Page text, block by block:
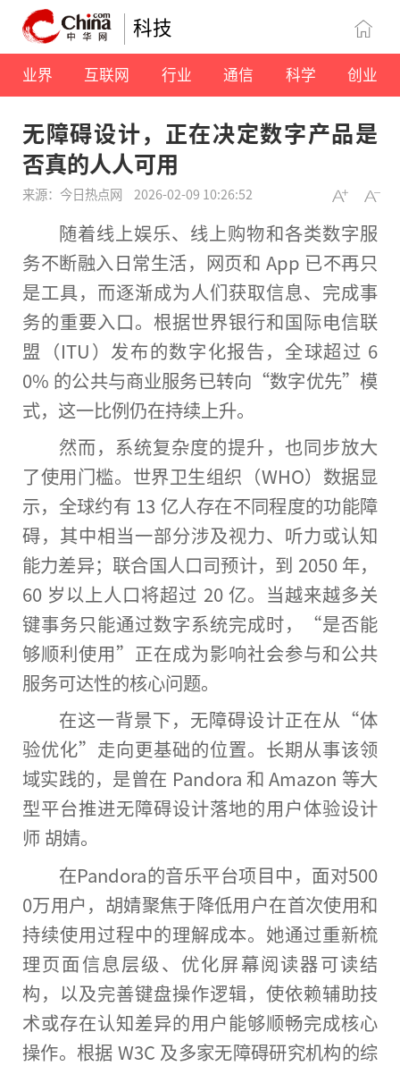
科技
业界 互联网 行业 通信 科学 创业
无障碍设计，正在决定数字产品是
否真的人人可用
来源：今日热点网 2026-02-09 10:26:52
随着线上娱乐、线上购物和各类数字服
务不断融入日常生活，网页和 App 已不再只
是工具，而逐渐成为人们获取信息、完成事
务的重要入口。根据世界银行和国际电信联
盟（ITU）发布的数字化报告，全球超过 6
0% 的公共与商业服务已转向“数字优先”模
式，这一比例仍在持续上升。
然而，系统复杂度的提升，也同步放大
了使用门槛。世界卫生组织（WHO）数据显
示，全球约有 13 亿人存在不同程度的功能障
碍，其中相当一部分涉及视力、听力或认知
能力差异；联合国人口司预计，到 2050 年，
60 岁以上人口将超过 20 亿。当越来越多关
键事务只能通过数字系统完成时，“是否能
够顺利使用”正在成为影响社会参与和公共
服务可达性的核心问题。
在这一背景下，无障碍设计正在从“体
验优化”走向更基础的位置。长期从事该领
域实践的，是曾在 Pandora 和 Amazon 等大
型平台推进无障碍设计落地的用户体验设计
师 胡婧。
在Pandora的音乐平台项目中，面对500
0万用户，胡婧聚焦于降低用户在首次使用和
持续使用过程中的理解成本。她通过重新梳
理页面信息层级、优化屏幕阅读器可读结
构，以及完善键盘操作逻辑，使依赖辅助技
术或存在认知差异的用户能够顺畅完成核心
操作。根据 W3C 及多家无障碍研究机构的综